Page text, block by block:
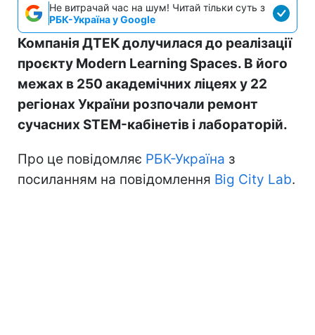
Не витрачай час на шум! Читай тільки суть з
РБК-Україна у Google
Компанія ДТЕК долучилася до реалізації
проєкту Modern Learning Spaces. В його
межах в 250 академічних ліцеях у 22
регіонах України розпочали ремонт
сучасних STEM-кабінетів і лабораторій.
Про це повідомляє РБК-Україна з
посиланням на повідомлення Big City Lab.